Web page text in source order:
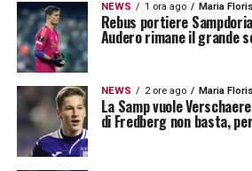
SAMP NEWS 24 SU
Seguici su Google News
sempre aggiornato sul
NEWS 1 ora ago Maria Floris
Rebus portiere
Audero rimane il grande
NEWS 2 ore ago Maria Floris
La Samp vuole
di Fredberg non basta,